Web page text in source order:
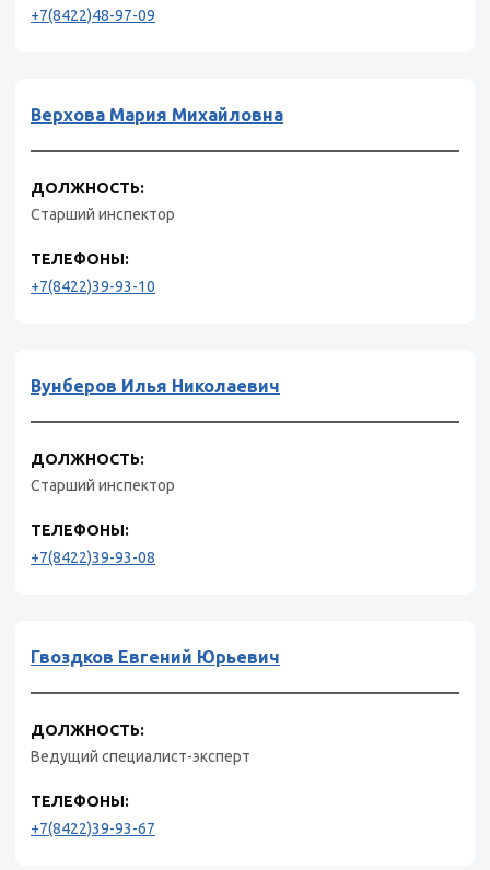
+7(8422)48-97-09
Верхова Мария Михайловна
ДОЛЖНОСТЬ:
Старший инспектор
ТЕЛЕФОНЫ:
+7(8422)39-93-10
Вунберов Илья Николаевич
ДОЛЖНОСТЬ:
Старший инспектор
ТЕЛЕФОНЫ:
+7(8422)39-93-08
Гвоздков Евгений Юрьевич
ДОЛЖНОСТЬ:
Ведущий специалист-эксперт
ТЕЛЕФОНЫ:
+7(8422)39-93-67